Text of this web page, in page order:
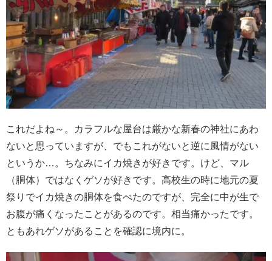
これだよね～。カラフルな屋台は厳かな新春の神社にあわ
ないと思っていますが、でもこれがないと逆に風情がない
というか…。ちなみにイカ焼きが好きです。けど、マル
（胴体）ではなくゲソが好きです。高校生の時に地元の夏
祭りでイカ焼きの胴体を食べたのですが、完全に中が生で
お腹が痛くなったことがあるのです。相当痛かったです。
ともあれゲソがあることを確認に境内に。